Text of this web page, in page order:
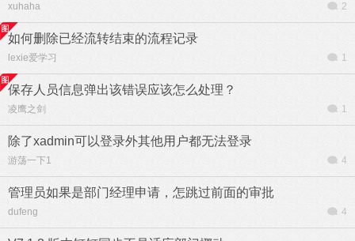
xuhaha 2
如何删除已经流转结束的流程记录
lexie爱学习 1
保存人员信息弹出该错误应该怎么处理？
凌鹰之剑 1
除了xadmin可以登录外其他用户都无法登录
游荡一下1 4
管理员如果是部门经理申请，怎跳过前面的审批
dufeng 4